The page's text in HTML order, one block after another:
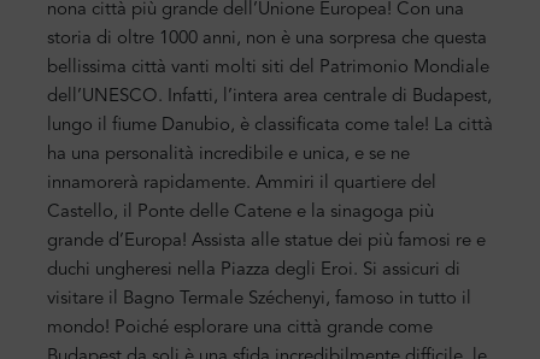
nona città più grande dell’Unione Europea! Con una
storia di oltre 1000 anni, non è una sorpresa che questa
bellissima città vanti molti siti del Patrimonio Mondiale
dell’UNESCO. Infatti, l’intera area centrale di Budapest,
lungo il fiume Danubio, è classificata come tale! La città
ha una personalità incredibile e unica, e se ne
innamorerà rapidamente. Ammiri il quartiere del
Castello, il Ponte delle Catene e la sinagoga più
grande d’Europa! Assista alle statue dei più famosi re e
duchi ungheresi nella Piazza degli Eroi. Si assicuri di
visitare il Bagno Termale Széchenyi, famoso in tutto il
mondo! Poiché esplorare una città grande come